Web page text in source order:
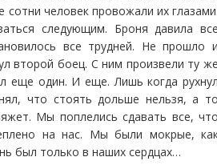
сотни человек провожали их
следующим. Броня давила
все трудней. Не прошло
второй боец. С ним произвели ту
еще один. И еще. Лишь когда
что стоять дольше нельзя, а
Мы поплелись сдавать все,
на нас. Мы были мокрые,
был только в наших сердцах…